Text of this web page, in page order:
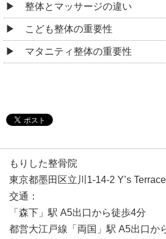
整体とマッサージの違い
こども整体の重要性
マタニティ整体の重要性
もりした整骨院
東京都墨田区立川1-14-2 Y’s
交通：
「森下」駅 A5出口から徒歩4分
都営大江戸線「両国」駅 A5出口か